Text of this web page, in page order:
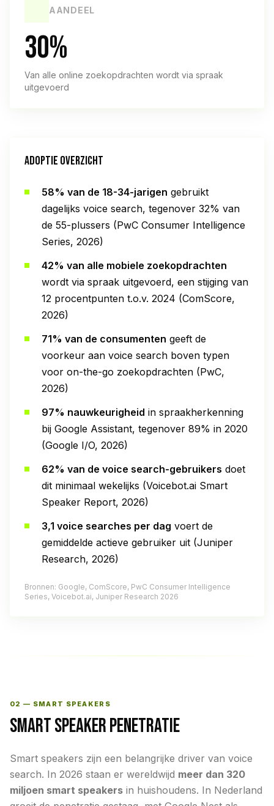
AANDEEL
30%
Van alle online zoekopdrachten wordt via spraak
uitgevoerd
ADOPTIE OVERZICHT
58% van de 18-34-jarigen gebruikt
dagelijks voice search, tegenover 32% van
de 55-plussers (PwC Consumer Intelligence
Series, 2026)
42% van alle mobiele zoekopdrachten
wordt via spraak uitgevoerd, een stijging van
12 procentpunten t.o.v. 2024 (ComScore,
2026)
71% van de consumenten geeft de
voorkeur aan voice search boven typen
voor on-the-go zoekopdrachten (PwC,
2026)
97% nauwkeurigheid in spraakherkenning
bij Google Assistant, tegenover 89% in 2020
(Google I/O, 2026)
62% van de voice search-gebruikers doet
dit minimaal wekelijks (Voicebot.ai Smart
Speaker Report, 2026)
3,1 voice searches per dag voert de
gemiddelde actieve gebruiker uit (Juniper
Research, 2026)
Bronnen: Google, ComScore, PwC Consumer Intelligence
Series, Voicebot.ai, Juniper Research 2026
02 — SMART SPEAKERS
SMART SPEAKER PENETRATIE
Smart speakers zijn een belangrijke driver van voice
search. In 2026 staan er wereldwijd meer dan 320
miljoen smart speakers in huishoudens. In Nederland